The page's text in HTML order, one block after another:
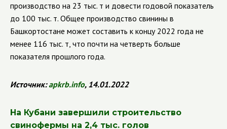
производство на 23 тыс. т и довести годовой показатель
до 100 тыс. т. Общее производство свинины в
Башкортостане может составить к концу 2022 года не
менее 116 тыс. т, что почти на четверть больше
показателя прошлого года.
Источник:apkrb.info, 14.01.2022
На Кубани завершили строительство
свинофермы на 2,4 тыс. голов